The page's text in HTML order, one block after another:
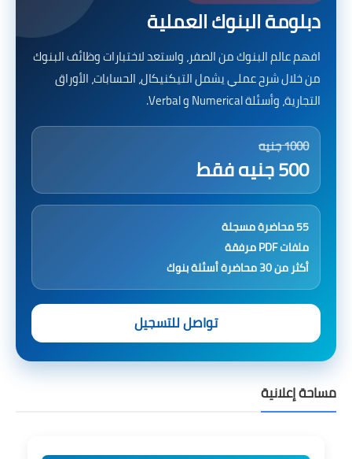
دبلومة البنوك العملية
افهم عالم البنوك من الصفر، واستعد لاختبارات وظائف البنوك
من خلال شرح عملي يشمل التيكنيكال، الحسابات، الأوراق
التجارية، وأسئلة Numerical و Verbal.
1000 جنيه
500 جنيه فقط
55 محاضرة مسجلة
ملفات PDF مرفقة
أكثر من 30 محاضرة أسئلة بنوك
تواصل للتسجيل
مساحة إعلانية